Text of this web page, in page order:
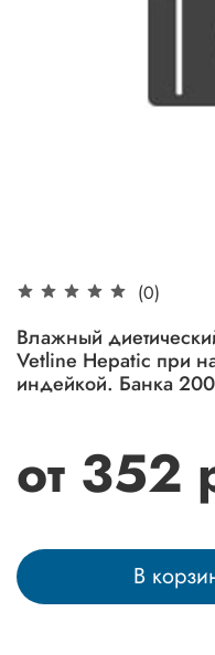
(0)
Влажный
Vetline Hepatic при
индейкой. Банка
от 352
В